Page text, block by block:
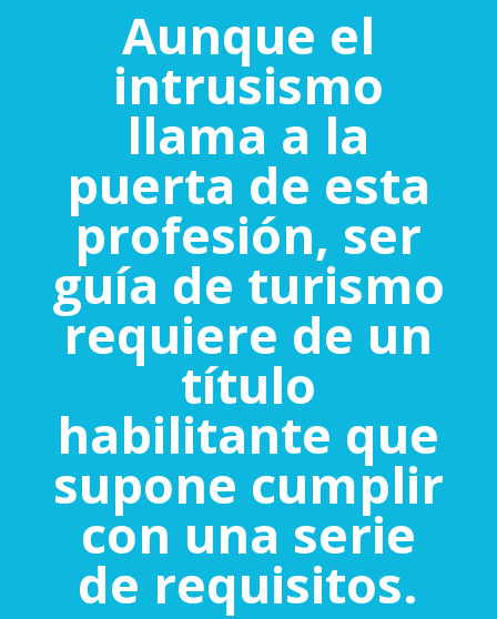
Aunque el
intrusismo
llama a la
puerta de esta
profesión, ser
guía de turismo
requiere de un
título
habilitante que
supone cumplir
con una serie
de requisitos.